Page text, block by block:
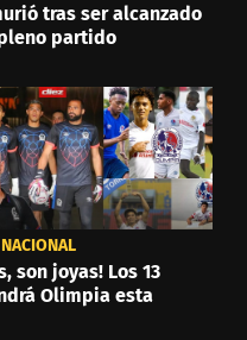
tras ser alcanzado
partido
son joyas! Los 13
Olimpia esta